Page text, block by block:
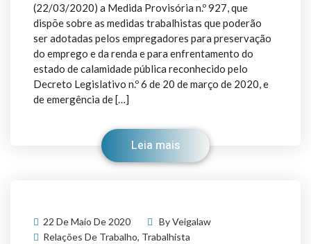
(22/03/2020) a Medida Provisória n.º 927, que
dispõe sobre as medidas trabalhistas que poderão
ser adotadas pelos empregadores para preservação
do emprego e da renda e para enfrentamento do
estado de calamidade pública reconhecido pelo
Decreto Legislativo n.º 6 de 20 de março de 2020, e
de emergência de […]
Leia mais
22 De Maio De 2020 ByVeigalaw
Relações De Trabalho, Trabalhista